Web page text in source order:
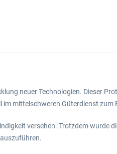
neuer Technologien. Dieser
im mittelschweren Güterdienst zum
versehen. Trotzdem wurde